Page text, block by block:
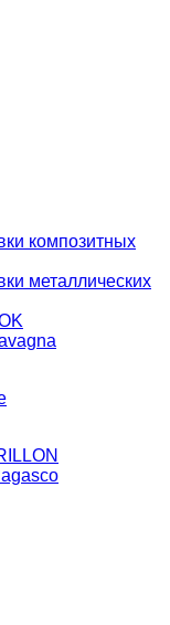
композитных
металлических